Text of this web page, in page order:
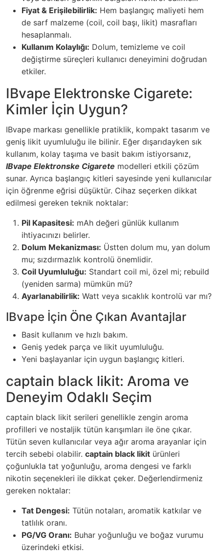
Fiyat & Erişilebilirlik: Hem başlangıç maliyeti hem
de sarf malzeme (coil, coil başı, likit) masrafları
hesaplanmalı.
Kullanım Kolaylığı: Dolum, temizleme ve coil
değiştirme süreçleri kullanıcı deneyimini doğrudan
etkiler.
IBvape Elektronske Cigarete:
Kimler İçin Uygun?
IBvape markası genellikle pratiklik, kompakt tasarım ve
geniş likit uyumluluğu ile bilinir. Eğer dışarıdayken sık
kullanım, kolay taşıma ve basit bakım istiyorsanız,
IBvape Elektronske Cigarete modelleri etkili çözüm
sunar. Ayrıca başlangıç kitleri sayesinde yeni kullanıcılar
için öğrenme eğrisi düşüktür. Cihaz seçerken dikkat
edilmesi gereken teknik noktalar:
Pil Kapasitesi: mAh değeri günlük kullanım
ihtiyacınızı belirler.
Dolum Mekanizması: Üstten dolum mu, yan dolum
mu; sızdırmazlık kontrolü önemlidir.
Coil Uyumluluğu: Standart coil mi, özel mi; rebuild
(yeniden sarma) mümkün mü?
Ayarlanabilirlik: Watt veya sıcaklık kontrolü var mı?
IBvape İçin Öne Çıkan Avantajlar
Basit kullanım ve hızlı bakım.
Geniş yedek parça ve likit uyumluluğu.
Yeni başlayanlar için uygun başlangıç kitleri.
captain black likit: Aroma ve
Deneyim Odaklı Seçim
captain black likit serileri genellikle zengin aroma
profilleri ve nostaljik tütün karışımları ile öne çıkar.
Tütün seven kullanıcılar veya ağır aroma arayanlar için
tercih sebebi olabilir. captain black likit ürünleri
çoğunlukla tat yoğunluğu, aroma dengesi ve farklı
nikotin seçenekleri ile dikkat çeker. Değerlendirmeniz
gereken noktalar:
Tat Dengesi: Tütün notaları, aromatik katkılar ve
tatlılık oranı.
PG/VG Oranı: Buhar yoğunluğu ve boğaz vurumu
üzerindeki etkisi.